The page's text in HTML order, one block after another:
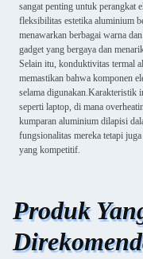
sangat penting untuk perangkat
fleksibilitas estetika aluminium
menawarkan berbagai warna
gadget yang bergaya dan
Selain itu, konduktivitas termal
memastikan bahwa komponen
selama digunakan.Karakteristik
seperti laptop, di mana
kumparan aluminium dilapisi
fungsionalitas mereka tetapi
yang kompetitif.
Produk